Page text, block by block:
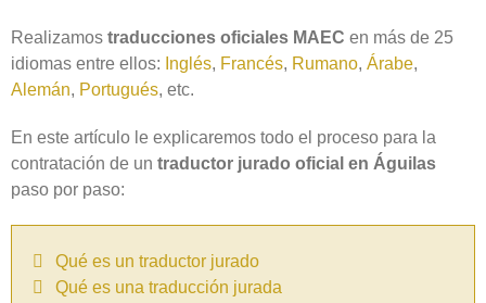
Realizamos traducciones oficiales MAEC en más de 25
idiomas entre ellos: Inglés, Francés, Rumano, Árabe,
Alemán, Portugués, etc.
En este artículo le explicaremos todo el proceso para la
contratación de un traductor jurado oficial en Águilas
paso por paso:
Qué es un traductor jurado
Qué es una traducción jurada